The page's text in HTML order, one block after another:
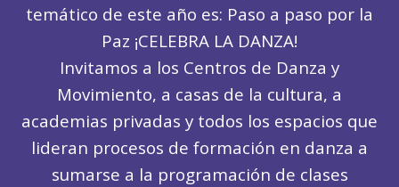
temático de este año es: Paso a paso por la
Paz ¡CELEBRA LA DANZA!
Invitamos a los Centros de Danza y
Movimiento, a casas de la cultura, a
academias privadas y todos los espacios que
lideran procesos de formación en danza a
sumarse a la programación de clases